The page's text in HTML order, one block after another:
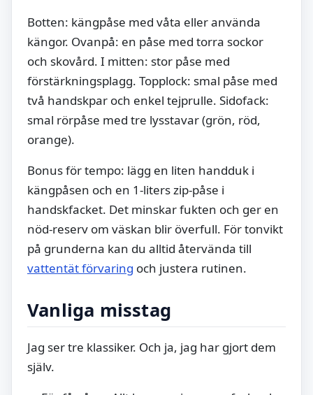
Botten: kängpåse med våta eller använda
kängor. Ovanpå: en påse med torra sockor
och skovård. I mitten: stor påse med
förstärkningsplagg. Topplock: smal påse med
två handskpar och enkel tejprulle. Sidofack:
smal rörpåse med tre lysstavar (grön, röd,
orange).
Bonus för tempo: lägg en liten handduk i
kängpåsen och en 1-liters zip-påse i
handskfacket. Det minskar fukten och ger en
nöd-reserv om väskan blir överfull. För tonvikt
på grunderna kan du alltid återvända till
vattentät förvaring och justera rutinen.
Vanliga misstag
Jag ser tre klassiker. Och ja, jag har gjort dem
själv.